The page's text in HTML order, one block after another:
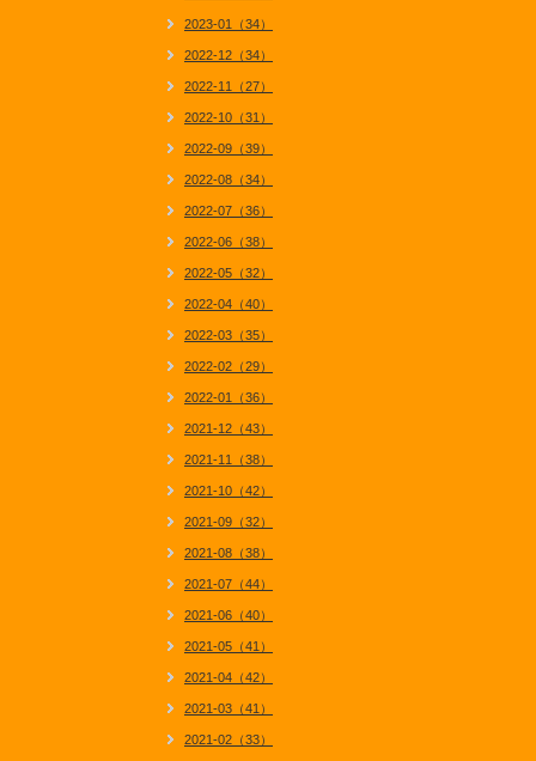
2023-01（34）
2022-12（34）
2022-11（27）
2022-10（31）
2022-09（39）
2022-08（34）
2022-07（36）
2022-06（38）
2022-05（32）
2022-04（40）
2022-03（35）
2022-02（29）
2022-01（36）
2021-12（43）
2021-11（38）
2021-10（42）
2021-09（32）
2021-08（38）
2021-07（44）
2021-06（40）
2021-05（41）
2021-04（42）
2021-03（41）
2021-02（33）